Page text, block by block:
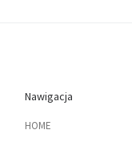
Nawigacja
HOME